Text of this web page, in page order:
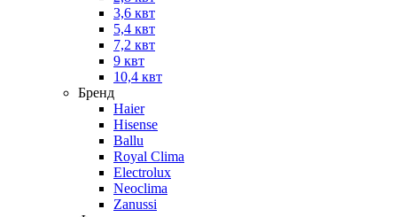
3,6 квт
5,4 квт
7,2 квт
9 квт
10,4 квт
Бренд
Haier
Hisense
Ballu
Royal Clima
Electrolux
Neoclima
Zanussi